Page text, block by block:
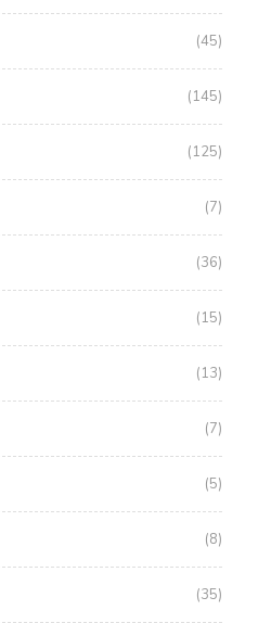
(45)
(145)
(125)
(7)
(36)
(15)
(13)
(7)
(5)
(8)
(35)